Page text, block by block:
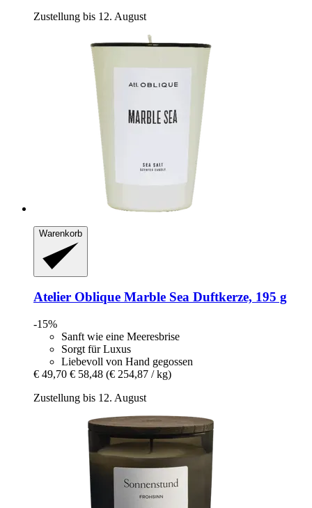
Zustellung bis 12. August
Warenkorb
Atelier Oblique Marble Sea Duftkerze, 195 g
-15%
Sanft wie eine Meeresbrise
Sorgt für Luxus
Liebevoll von Hand gegossen
€ 49,70 € 58,48 (€ 254,87 / kg)
Zustellung bis 12. August